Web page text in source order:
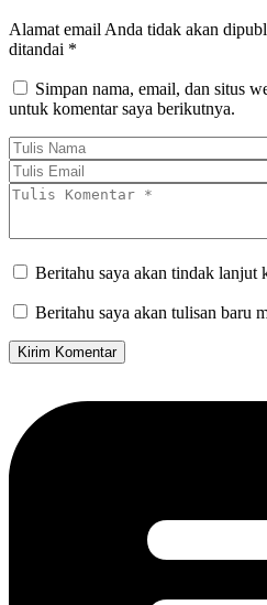
Alamat email Anda tidak akan
ditandai *
Simpan nama, email, dan situs
untuk komentar saya berikutnya.
Beritahu saya akan tindak lanjut
Beritahu saya akan tulisan baru